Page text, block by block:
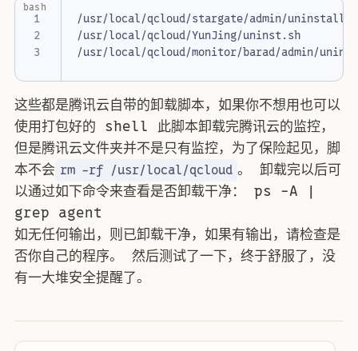
1
2
bash
这些都是腾讯云自带的卸载脚本，如果你不想用也可以
使用打包好的 shell 此脚本卸载完腾讯云的监控，
但是腾讯云文件夹并不是只有监控，为了保险起见，脚
本不会 rm -rf /usr/local/qcloud 。 卸载完以后可
以通过如下命令来查看是否卸载干净： ps -A |
grep agent
如无任何输出，则已卸载干净，如果有输出，请检查是
否你自己的程序。 然后测试了一下，终于舒服了，没
有一大堆安全提醒了。